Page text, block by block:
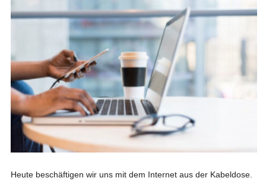
Heute beschäftigen wir uns mit dem Internet aus der Kabeldose.